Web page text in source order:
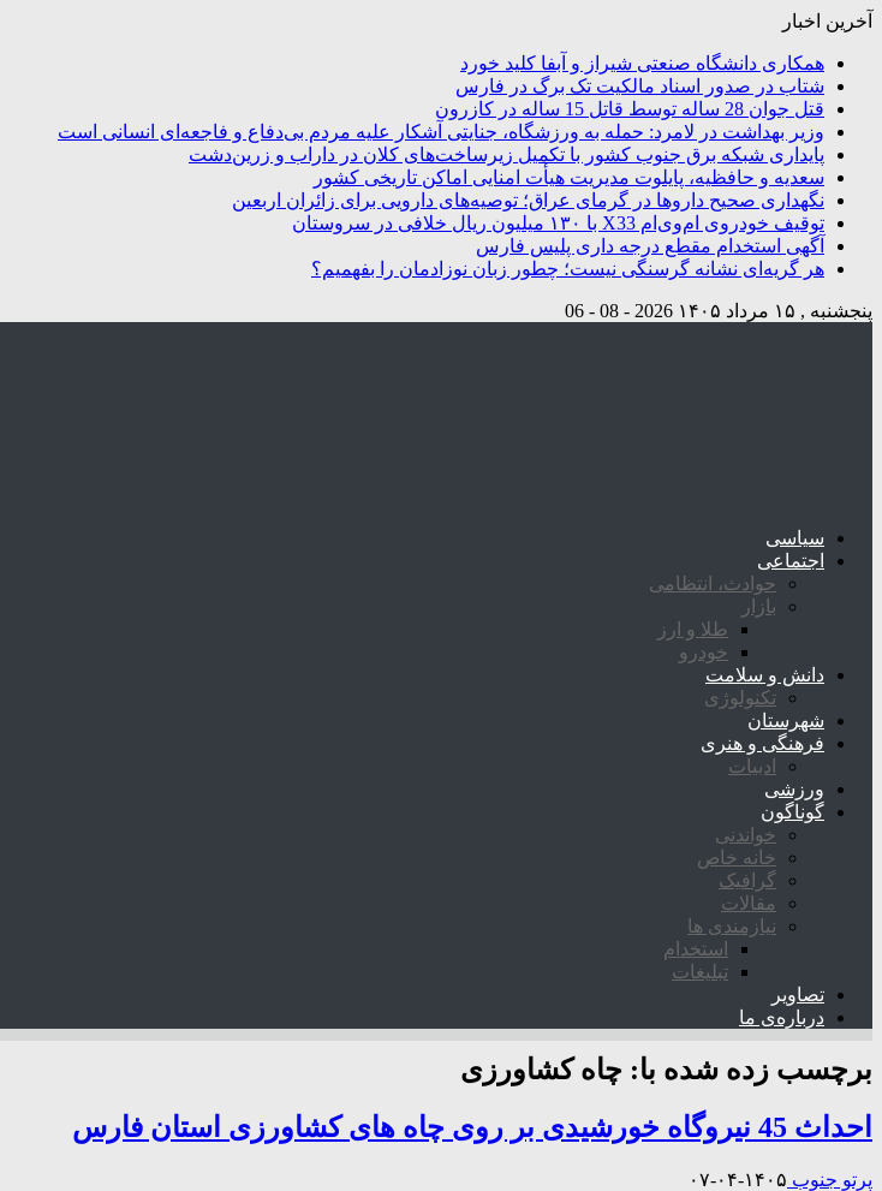
آخرین اخبار
همکاری دانشگاه صنعتی شیراز و آبفا کلید خورد
شتاب در صدور اسناد مالکیت تک برگ در فارس
قتل جوان 28 ساله توسط قاتل 15 ساله در کازرون
وزیر بهداشت در لامرد: حمله به ورزشگاه، جنایتی آشکار علیه مردم بی‌دفاع و فاجعه‌ای انسانی است
پایداری شبکه برق جنوب کشور با تکمیل زیرساخت‌های کلان در داراب و زرین‌دشت
سعدیه و حافظیه، پایلوت مدیریت هیأت امنایی اماکن تاریخی کشور
نگهداری صحیح داروها در گرمای عراق؛ توصیه‌های دارویی برای زائران اربعین
توقیف خودروی ام‌وی‌ام X33 با ۱۳۰ میلیون ریال خلافی در سروستان
آگهی استخدام مقطع درجه داری پلیس فارس
هر گریه‌ای نشانه گرسنگی نیست؛ چطور زبان نوزادمان را بفهمیم؟
پنجشنبه , ۱۵ مرداد ۱۴۰۵ 2026 - 08 - 06
سیاسی
اجتماعی
حوادث، انتظامی
بازار
طلا و ارز
خودرو
دانش و سلامت
تکنولوژی
شهرستان
فرهنگی و هنری
ادبیات
ورزشی
گوناگون
خواندنی
خانه خاص
گرافیک
مقالات
نیازمندی ها
استخدام
تبلیغات
تصاویر
درباره‌ی ما
برچسب زده شده با: چاه کشاورزی
احداث 45 نیروگاه خورشیدی بر روی چاه های کشاورزی استان فارس
پرتو جنوب ۱۴۰۵-۰۴-۰۷